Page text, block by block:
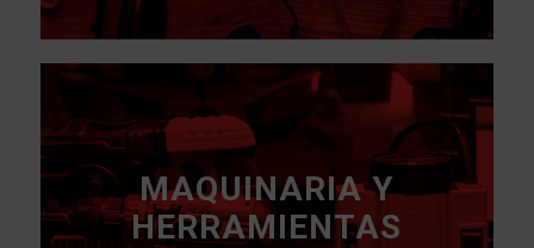
MAQUINARIA Y
HERRAMIENTAS